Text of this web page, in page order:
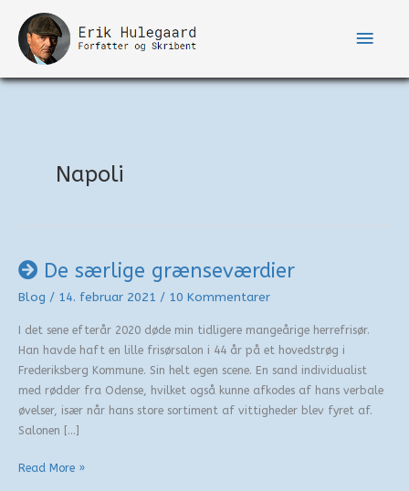
indholdet
Napoli
De særlige grænseværdier
Blog / 14. februar 2021 / 10 Kommentarer
I det sene efterår 2020 døde min tidligere mangeårige herrefrisør.
Han havde haft en lille frisørsalon i 44 år på et hovedstrøg i
Frederiksberg Kommune. Sin helt egen scene. En sand individualist
med rødder fra Odense, hvilket også kunne afkodes af hans verbale
øvelser, især når hans store sortiment af vittigheder blev fyret af.
Salonen […]
De
Read More »